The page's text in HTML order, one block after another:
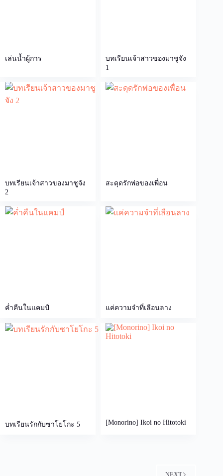
เล่นน้ำผู้การ
บทเรียนเจ้าสาวของมาชูจัง
1
บทเรียนเจ้าสาวของมาชูจัง
2
สะดุดรักพ่อของเพื่อน
ค่ำคืนในแคมป์ แค่ความจำที่เลือนลาง
บทเรียนรักกับซาโยโกะ 5 [Monorino] Ikoi no Hitotoki
NEXT